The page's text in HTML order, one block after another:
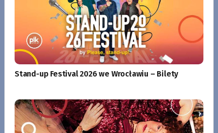
Stand-up Festival 2026 we Wrocławiu – Bilety